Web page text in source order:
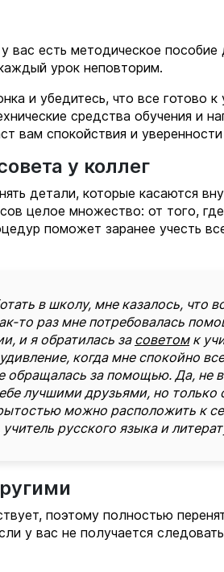
вас есть методическое пособие
урок неповторим.
и убедитесь, что все готово
средства обучения и
вам спокойствия и
у коллег
детали, которые касаются
целое множество: от того,
поможет заранее учесть
в школу, мне казалось, что
то раз мне потребовалась
и я обратилась засоветомк
когда мне спокойно
обращалась за помощью. Да, не
лучшими друзьями, но только
можно расположить к
русского языка и
поэтому полностью
у вас не получается